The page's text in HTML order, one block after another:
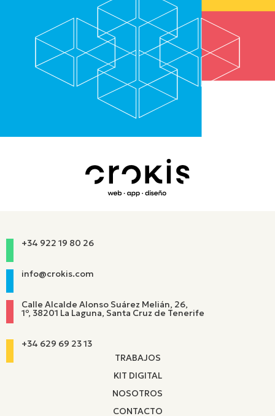
+34 922 19 80 26
info@crokis.com
Calle Alcalde Alonso Suárez Melián, 26,
1º, 38201 La Laguna, Santa Cruz de Tenerife
+34 629 69 23 13
TRABAJOS
KIT DIGITAL
NOSOTROS
CONTACTO